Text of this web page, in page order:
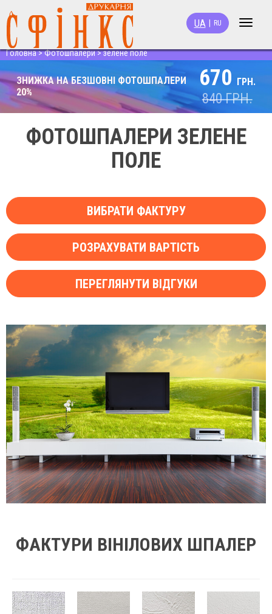
Toggle
UA RU
Головна>Фотошпалери>зелене поле
ЗНИЖКА НА БЕЗШОВНІ ФОТОШПАЛЕРИ
20%
670 ГРН.
840ГРН.
ФОТОШПАЛЕРИ ЗЕЛЕНЕ
ПОЛЕ
ВИБРАТИ ФАКТУРУ
РОЗРАХУВАТИ ВАРТІСТЬ
ПЕРЕГЛЯНУТИ ВІДГУКИ
ФАКТУРИ ВІНІЛОВИХ ШПАЛЕР